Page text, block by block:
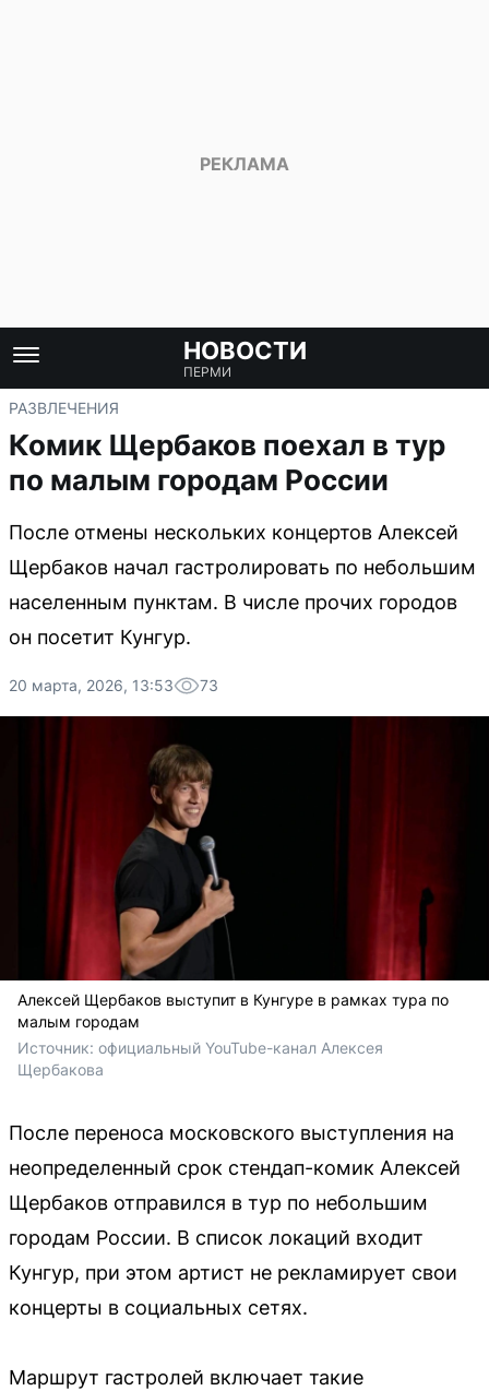
НОВОСТИ
ПЕРМИ
РАЗВЛЕЧЕНИЯ
Комик Щербаков поехал в тур
по малым городам России
После отмены нескольких концертов Алексей
Щербаков начал гастролировать по небольшим
населенным пунктам. В числе прочих городов
он посетит Кунгур.
20 марта, 2026, 13:53 73
Алексей Щербаков выступит в Кунгуре в рамках тура по
малым городам
Источник: официальный YouTube-канал Алексея
Щербакова
После переноса московского выступления на
неопределенный срок стендап-комик Алексей
Щербаков отправился в тур по небольшим
городам России. В список локаций входит
Кунгур, при этом артист не рекламирует свои
концерты в социальных сетях.
Маршрут гастролей включает такие